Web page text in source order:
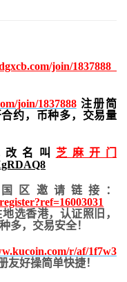
join/1837888
join/1837888注册简
约， 币种多，交易量
名叫 芝麻开门
区邀请链接：
地选香港，认证照旧，
多，交易安全！
r/af/1f7w3
友好操简单快捷！